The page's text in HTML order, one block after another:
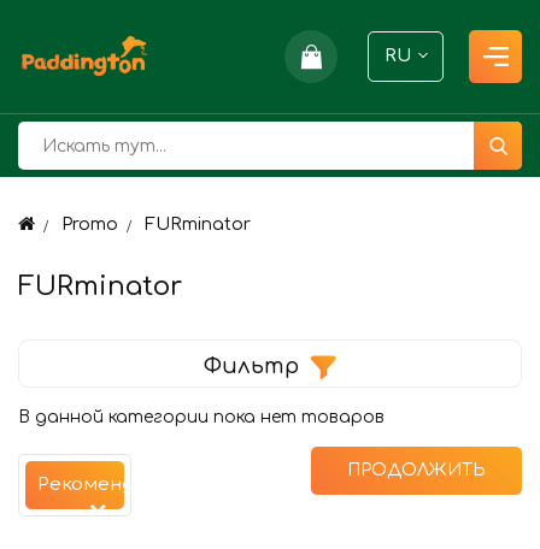
RU
Promo FURminator
FURminator
Фильтр
В данной категории пока нет товаров
ПРОДОЛЖИТЬ
Рекомендуемые